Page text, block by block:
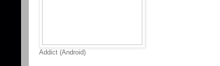
Addict (Android)